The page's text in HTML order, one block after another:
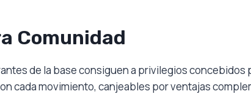
Comunidad
de la base consiguen a privilegios
cada movimiento, canjeables por ventajas